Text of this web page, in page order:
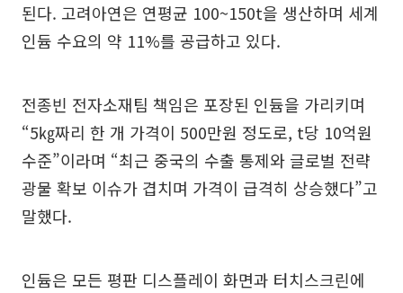
된다. 고려아연은 연평균 100~150t을 생산하며 세계
인듐 수요의 약 11%를 공급하고 있다.
전종빈 전자소재팀 책임은 포장된 인듐을 가리키며
“5㎏짜리 한 개 가격이 500만원 정도로, t당 10억원
수준”이라며 “최근 중국의 수출 통제와 글로벌 전략
광물 확보 이슈가 겹치며 가격이 급격히 상승했다”고
말했다.
인듐은 모든 평판 디스플레이 화면과 터치스크린에